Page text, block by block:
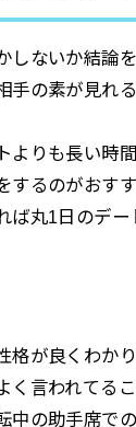
しないか結論
手の素が見れ
よりも長い時
するのがおす
ば丸1日のデー
格が良くわか
く言われてるこ
中の助手席で